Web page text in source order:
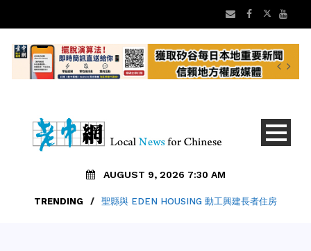
AUGUST 9, 2026 7:30 AM
TRENDING / 聖縣與 EDEN HOUSING 動工興建長者住房